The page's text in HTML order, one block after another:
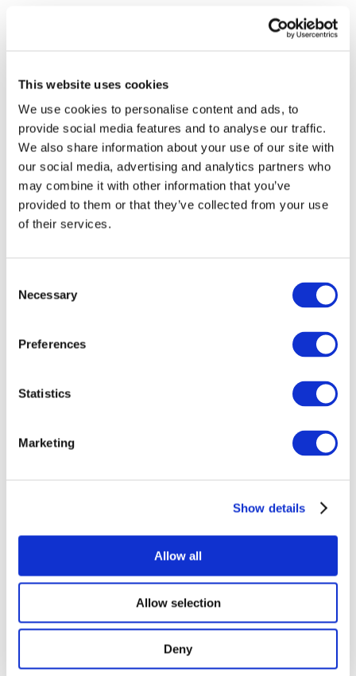
This website uses cookies
We use cookies to personalise content and ads, to
provide social media features and to analyse our traffic.
We also share information about your use of our site with
our social media, advertising and analytics partners who
may combine it with other information that you’ve
provided to them or that they’ve collected from your use
of their services.
Selection
Necessary
Preferences
Statistics
Marketing
Show details
Allow all
Allow selection
Deny
Творческий вечер
Наше спецпредложение
Применить